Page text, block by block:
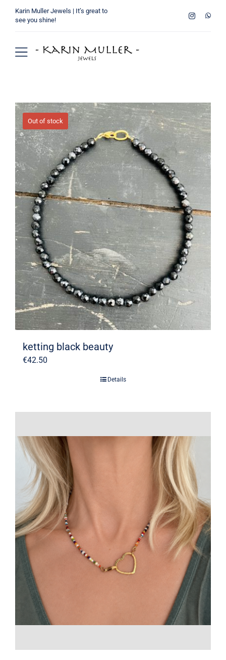
naar
Karin Muller Jewels | It’s great to
see you shine!
Toggle
Wie ben ik
Collectie
Verkooppunten
Winkelmand
Contact
Out of stock
ketting black beauty
€42.50
Details